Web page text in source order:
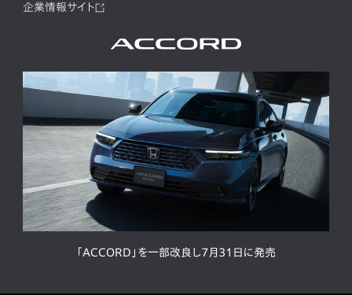
企業情報サイト
「ACCORD」を一部改良し7月31日に発売